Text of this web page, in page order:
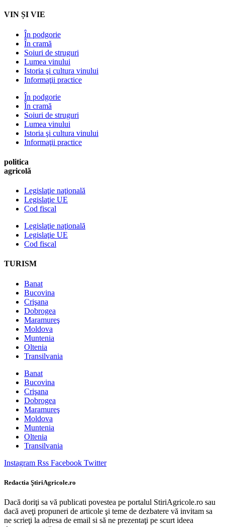
VIN ȘI VIE
În podgorie
În cramă
Soiuri de struguri
Lumea vinului
Istoria şi cultura vinului
Informaţii practice
În podgorie
În cramă
Soiuri de struguri
Lumea vinului
Istoria şi cultura vinului
Informaţii practice
politica
agricolă
Legislaţie naţională
Legislaţie UE
Cod fiscal
Legislaţie naţională
Legislaţie UE
Cod fiscal
TURISM
Banat
Bucovina
Crişana
Dobrogea
Maramureş
Moldova
Muntenia
Oltenia
Transilvania
Banat
Bucovina
Crişana
Dobrogea
Maramureş
Moldova
Muntenia
Oltenia
Transilvania
Instagram Rss Facebook Twitter
Redactia ŞtiriAgricole.ro
Dacă doriţi sa vă publicati povestea pe portalul StiriAgricole.ro sau
dacă aveţi propuneri de articole şi teme de dezbatere vă invitam sa
ne scrieţi la adresa de email si să ne prezentaţi pe scurt ideea